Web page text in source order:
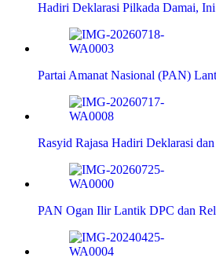
Hadiri Deklarasi Pilkada Damai,
Partai Amanat Nasional (PAN)
Rasyid Rajasa Hadiri Deklarasi
PAN Ogan Ilir Lantik DPC dan